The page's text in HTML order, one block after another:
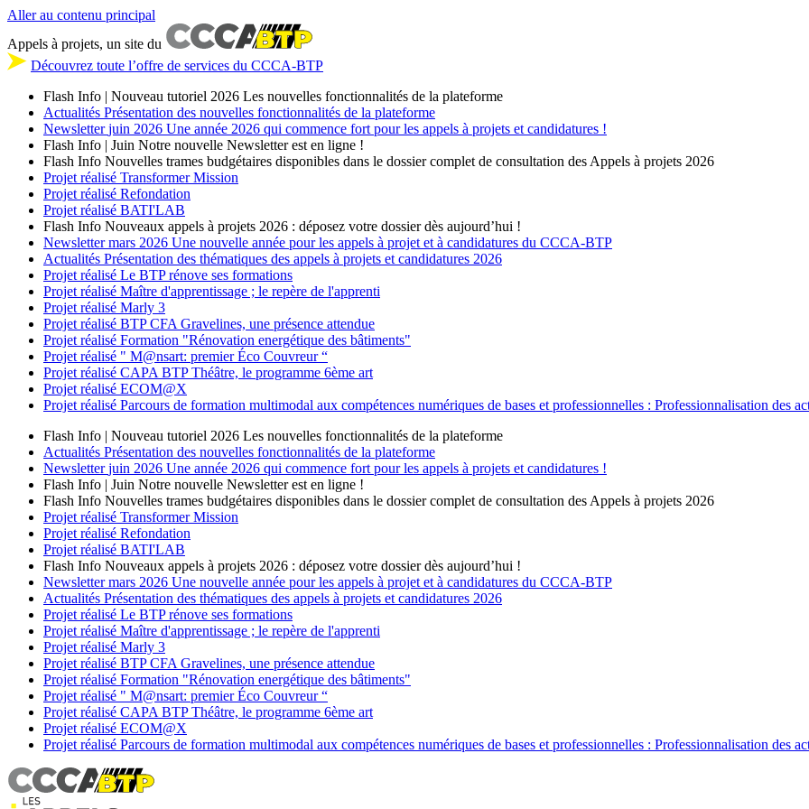
Aller au contenu principal
Appels à projets, un site du
Découvrez toute l’offre de services du CCCA-BTP
Flash Info | Nouveau tutoriel 2026 Les nouvelles fonctionnalités de la plateforme
Actualités Présentation des nouvelles fonctionnalités de la plateforme
Newsletter juin 2026 Une année 2026 qui commence fort pour les appels à projets et candidatures !
Flash Info | Juin Notre nouvelle Newsletter est en ligne !
Flash Info Nouvelles trames budgétaires disponibles dans le dossier complet de consultation des Appels à projets 2026
Projet réalisé Transformer Mission
Projet réalisé Refondation
Projet réalisé BATI'LAB
Flash Info Nouveaux appels à projets 2026 : déposez votre dossier dès aujourd’hui !
Newsletter mars 2026 Une nouvelle année pour les appels à projet et à candidatures du CCCA-BTP
Actualités Présentation des thématiques des appels à projets et candidatures 2026
Projet réalisé Le BTP rénove ses formations
Projet réalisé Maître d'apprentissage ; le repère de l'apprenti
Projet réalisé Marly 3
Projet réalisé BTP CFA Gravelines, une présence attendue
Projet réalisé Formation "Rénovation energétique des bâtiments"
Projet réalisé " M@nsart: premier Éco Couvreur “
Projet réalisé CAPA BTP Théâtre, le programme 6ème art
Projet réalisé ECOM@X
Projet réalisé Parcours de formation multimodal aux compétences numériques de bases et professionnelles : Professionnalisation des
Flash Info | Nouveau tutoriel 2026 Les nouvelles fonctionnalités de la plateforme
Actualités Présentation des nouvelles fonctionnalités de la plateforme
Newsletter juin 2026 Une année 2026 qui commence fort pour les appels à projets et candidatures !
Flash Info | Juin Notre nouvelle Newsletter est en ligne !
Flash Info Nouvelles trames budgétaires disponibles dans le dossier complet de consultation des Appels à projets 2026
Projet réalisé Transformer Mission
Projet réalisé Refondation
Projet réalisé BATI'LAB
Flash Info Nouveaux appels à projets 2026 : déposez votre dossier dès aujourd’hui !
Newsletter mars 2026 Une nouvelle année pour les appels à projet et à candidatures du CCCA-BTP
Actualités Présentation des thématiques des appels à projets et candidatures 2026
Projet réalisé Le BTP rénove ses formations
Projet réalisé Maître d'apprentissage ; le repère de l'apprenti
Projet réalisé Marly 3
Projet réalisé BTP CFA Gravelines, une présence attendue
Projet réalisé Formation "Rénovation energétique des bâtiments"
Projet réalisé " M@nsart: premier Éco Couvreur “
Projet réalisé CAPA BTP Théâtre, le programme 6ème art
Projet réalisé ECOM@X
Projet réalisé Parcours de formation multimodal aux compétences numériques de bases et professionnelles : Professionnalisation des